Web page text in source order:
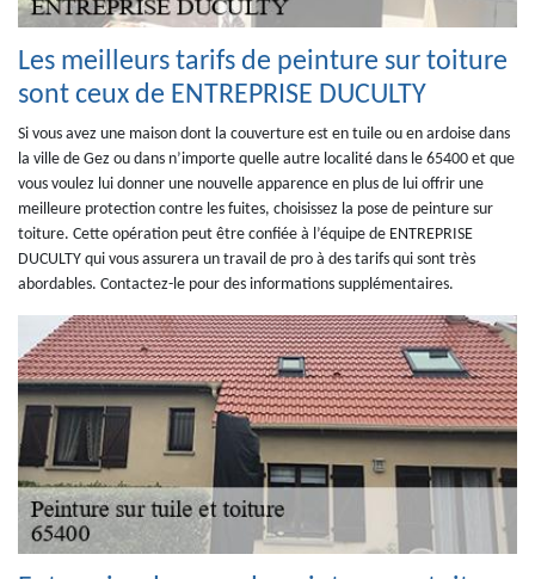
Les meilleurs tarifs de peinture sur toiture
sont ceux de ENTREPRISE DUCULTY
Si vous avez une maison dont la couverture est en tuile ou en ardoise dans
la ville de Gez ou dans n’importe quelle autre localité dans le 65400 et que
vous voulez lui donner une nouvelle apparence en plus de lui offrir une
meilleure protection contre les fuites, choisissez la pose de peinture sur
toiture. Cette opération peut être confiée à l’équipe de ENTREPRISE
DUCULTY qui vous assurera un travail de pro à des tarifs qui sont très
abordables. Contactez-le pour des informations supplémentaires.